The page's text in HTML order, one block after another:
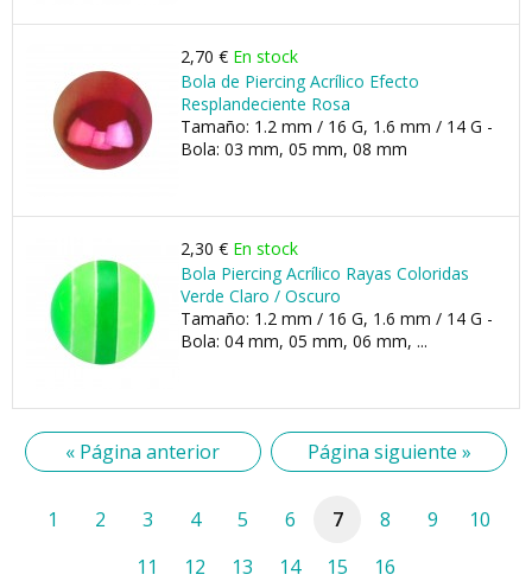
2,70 € En stock
Bola de Piercing Acrílico Efecto
Resplandeciente Rosa
Tamaño: 1.2 mm / 16 G, 1.6 mm / 14 G -
Bola: 03 mm, 05 mm, 08 mm
2,30 € En stock
Bola Piercing Acrílico Rayas Coloridas
Verde Claro / Oscuro
Tamaño: 1.2 mm / 16 G, 1.6 mm / 14 G -
Bola: 04 mm, 05 mm, 06 mm, ...
« Página anterior Página siguiente »
1 2 3 4 5 6 7 8 9
10
11
12 13 14 15 16